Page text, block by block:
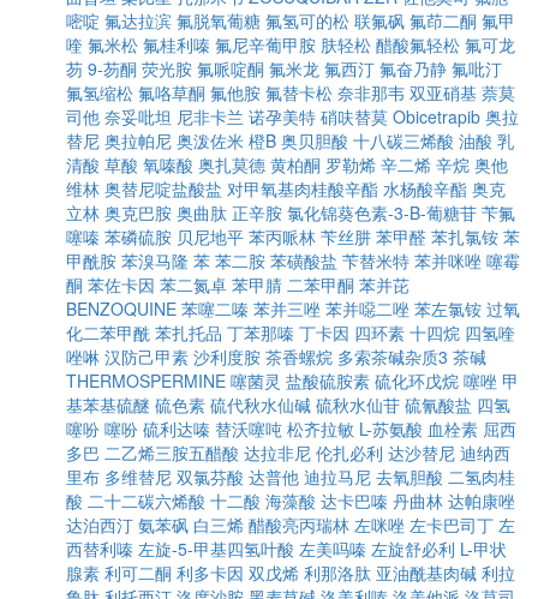
嘧啶 氟达拉滨 氟脱氧葡糖 氟氢可的松 联氟砜 氟茚二酮 氟甲
喹 氟米松 氟桂利嗪 氟尼辛葡甲胺 肤轻松 醋酸氟轻松 氟可龙
芴 9-芴酮 荧光胺 氟哌啶酮 氟米龙 氟西汀 氟奋乃静 氟吡汀
氟氢缩松 氟咯草酮 氟他胺 氟替卡松 奈非那韦 双亚硝基 萘莫
司他 奈妥吡坦 尼非卡兰 诺孕美特 硝呋替莫 Obicetrapib 奥拉
替尼 奥拉帕尼 奥泼佐米 橙B 奥贝胆酸 十八碳三烯酸 油酸 乳
清酸 草酸 氧嗪酸 奥扎莫德 黄柏酮 罗勒烯 辛二烯 辛烷 奥他
维林 奥替尼啶盐酸盐 对甲氧基肉桂酸辛酯 水杨酸辛酯 奥克
立林 奥克巴胺 奥曲肽 正辛胺 氯化锦葵色素-3-Β-葡糖苷 苄氟
噻嗪 苯磷硫胺 贝尼地平 苯丙哌林 苄丝肼 苯甲醛 苯扎氯铵 苯
甲酰胺 苯溴马隆 苯 苯二胺 苯磺酸盐 苄替米特 苯并咪唑 噻霉
酮 苯佐卡因 苯二氮卓 苯甲腈 二苯甲酮 苯并芘
BENZOQUINE 苯噻二嗪 苯并三唑 苯并噁二唑 苯左氯铵 过氧
化二苯甲酰 苯扎托品 丁苯那嗪 丁卡因 四环素 十四烷 四氢喹
唑啉 汉防己甲素 沙利度胺 茶香螺烷 多索茶碱杂质3 茶碱
THERMOSPERMINE 噻菌灵 盐酸硫胺素 硫化环戊烷 噻唑 甲
基苯基硫醚 硫色素 硫代秋水仙碱 硫秋水仙苷 硫氰酸盐 四氢
噻吩 噻吩 硫利达嗪 替沃噻吨 松齐拉敏 L-苏氨酸 血栓素 屈西
多巴 二乙烯三胺五醋酸 达拉非尼 伦扎必利 达沙替尼 迪纳西
里布 多维替尼 双氯芬酸 达普他 迪拉马尼 去氧胆酸 二氢肉桂
酸 二十二碳六烯酸 十二酸 海藻酸 达卡巴嗪 丹曲林 达帕康唑
达泊西汀 氨苯砜 白三烯 醋酸亮丙瑞林 左咪唑 左卡巴司丁 左
西替利嗪 左旋-5-甲基四氢叶酸 左美吗嗪 左旋舒必利 L-甲状
腺素 利可二酮 利多卡因 双戊烯 利那洛肽 亚油酰基肉碱 利拉